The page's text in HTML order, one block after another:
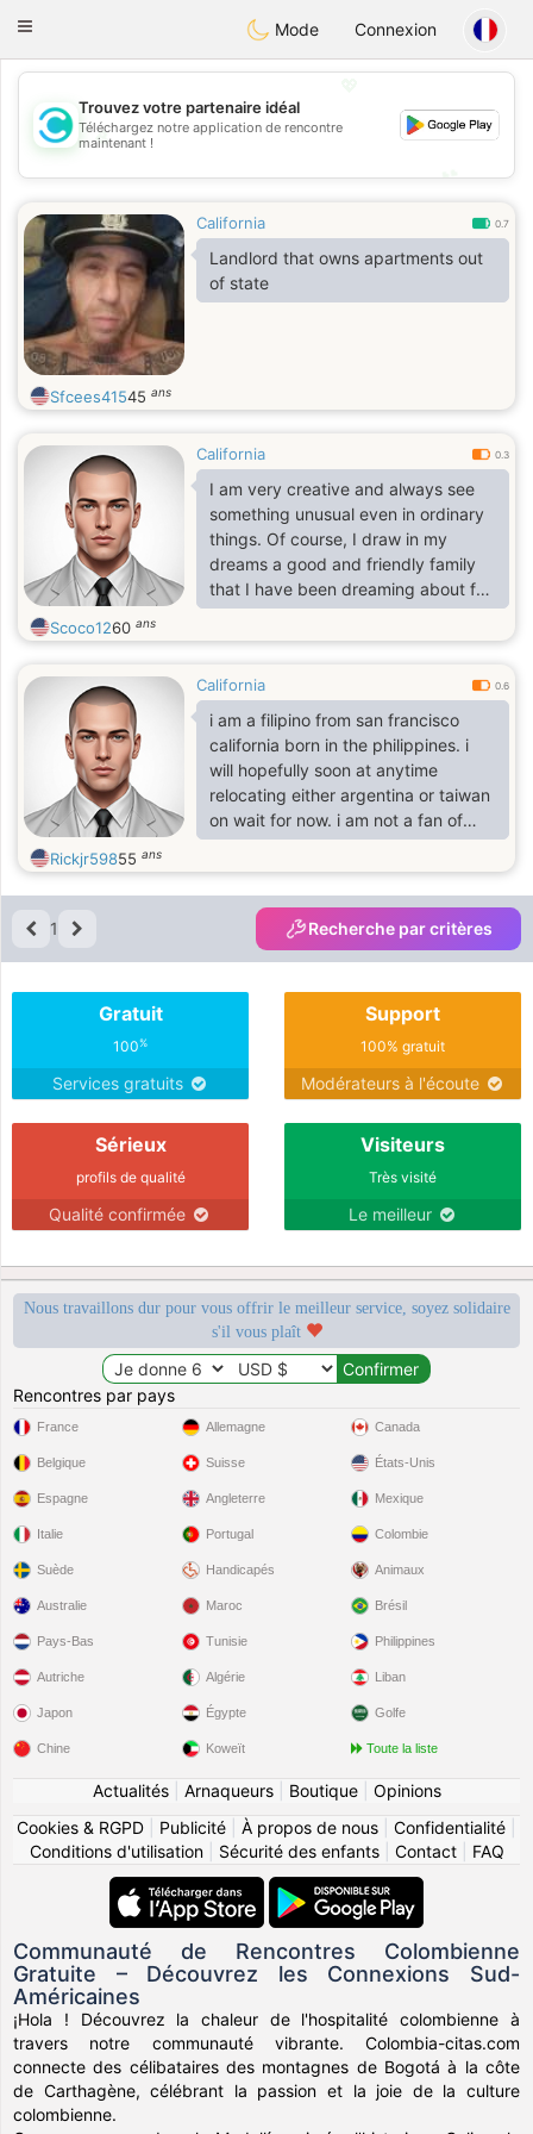
olombiaCitas
Toggle
Mode Connexion
💖
💕
Trouvez votre partenaire idéal
Téléchargez notre application de rencontre
maintenant !
California 0.7
Landlord that owns apartments out
of state
Sfcees41545 ans
California 0.3
I am very creative and always see
something unusual even in ordinary
things. Of course, I draw in my
dreams a good and friendly family
that I have been dreaming about for
so long. I need love and a dedicated
woman next to me. I know how to
want to be weak in her strong
hands. I really appreciate sincerity,
so I hope if you read my profile, then
you want to get to know me better
and please be sincere with me.
Scoco1260 ans
California 0.6
i am a filipino from san francisco
california born in the philippines. i
will hopefully soon at anytime
relocating either argentina or taiwan
on wait for now. i am not a fan of
soccer in general, my favorite
soccer country team is argentina. i
have a good heart and
understanding in me with patience
but open-minded. i like internet
exercising. i exercise 3 times a week
average and staying active and
Rickjr59855 ans
1 Recherche par critères
Gratuit
100%
Services gratuits
Support
100% gratuit
Modérateurs à l'écoute
Sérieux
profils de qualité
Qualité confirmée
Visiteurs
Très visité
Le meilleur
Nous travaillons dur pour vous offrir le meilleur service, soyez solidaire
s'il vous plaît
Rencontres par pays
France
Belgique
Espagne
Italie
Suède
Allemagne
Suisse
Angleterre
Portugal
Handicapés
Canada
États-Unis
Mexique
Colombie
Animaux
Australie
Pays-Bas
Autriche
Japon
Chine
Maroc
Tunisie
Algérie
Égypte
Koweït
Brésil
Philippines
Liban
Golfe
Toute la liste
Actualités| Arnaqueurs| Boutique| Opinions
Cookies & RGPD
Publicité À propos de nous Confidentialité
Conditions d'utilisation| Sécurité des enfants| Contact| FAQ
Communauté de Rencontres Colombienne
Gratuite – Découvrez les Connexions Sud-
Américaines
¡Hola ! Découvrez la chaleur de l'hospitalité colombienne à
travers notre communauté vibrante. Colombia-citas.com
connecte des célibataires des montagnes de Bogotá à la côte
de Carthagène, célébrant la passion et la joie de la culture
colombienne.